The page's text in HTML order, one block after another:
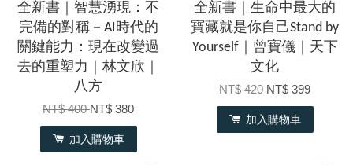
全新書｜智慧湧現：不
完備的對稱－AI時代的
關鍵能力：現在改變過
去的重塑力｜林文欣｜
八方
NT$ 400NT$ 380
加入購物車
全新書｜生命中最大的
寶藏就是你自己Stand by
Yourself｜曾寶儀｜天下
文化
NT$ 420NT$ 399
加入購物車